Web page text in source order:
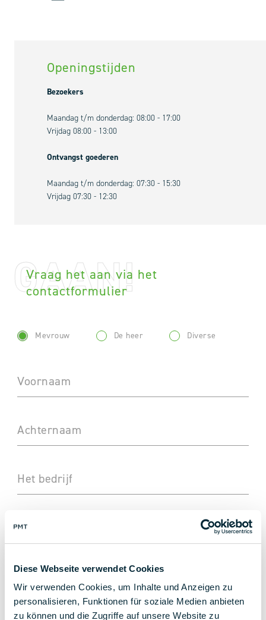
Diese Webseite verwendet Cookies
Wir verwenden Cookies, um Inhalte und Anzeigen zu
personalisieren, Funktionen für soziale Medien anbieten
zu können und die Zugriffe auf unsere Website zu
Openingstijden
Bezoekers
Maandag t/m donderdag: 08:00 - 17:00
Vrijdag 08:00 - 13:00
Ontvangst goederen
Maandag t/m donderdag: 07:30 - 15:30
Vrijdag 07:30 - 12:30
Vraag het aan via het
contactformulier
GAAN!
Mevrouw De heer Diverse
Voornaam
Achternaam
Het bedrijf
Straat en huisnummer
POSTCODE